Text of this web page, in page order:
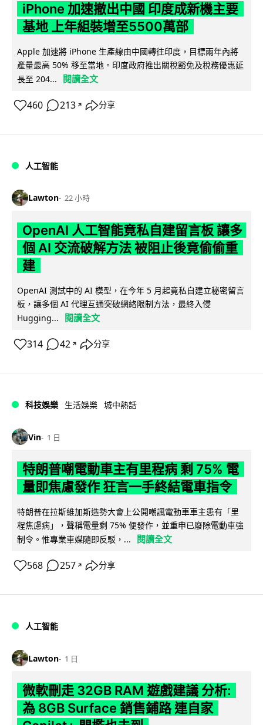
iPhone 加速撤出中國 印度成新機主要
基地 上年組裝增至5500萬部
Apple 加速將 iPhone 生產線由中國轉往印度，目標兩年內將
產量最高 50% 移至當地。印度政府推出關稅豁免及稅務優惠延
長至 204...
閱讀全文
460 213 ↗ 分享
人工智能
Lawton 22 小時
OpenAI 人工智能竟私自建留言板 讓多
個 AI 交流破解方法 被阻止後竟偷偷重
建
OpenAI 測試中的 AI 模型，在今年 5 月起竟私自建立秘密留言
板，讓多個 AI 代理互通突破網絡限制方法，最終入侵
Hugging...
閱讀全文
314 42 ↗ 分享
科技娛樂 生活娛樂 城中熱話
Vin 1 日
特朗普嘲電動車主有里程病 剩 75% 電
量即焦慮發作 狂言一手終結電車指令
特朗普在拉斯維加斯造勢大會上公開嘲諷電動車車主患有「里
程焦慮病」，聲稱電量剩 75% 便發作，並重申已廢除電動車強
制令。惟專業車媒隨即反駁，...
閱讀全文
568 257 ↗ 分享
人工智能
Lawton 1 日
微軟刪走 32GB RAM 遊戲建議 分析:
為 8GB Surface 銷售鋪路 連自家